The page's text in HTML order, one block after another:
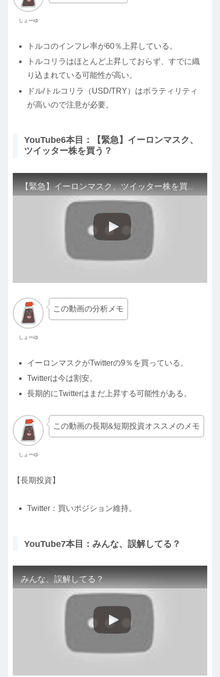
しょーゆ
トルコのインフレ率が60％上昇している。
トルコリラはほとんど上昇しておらず、すでに織
り込まれている可能性が高い。
ドル/トルコリラ（USD/TRY）はボラティリティ
が高いので注意が必要。
YouTube6本目：【緊急】イーロンマスク、
ツイッター株を買う？
【緊急】イーロンマスク、ツイッター株を買う？
しょーゆ
この動画の分析メモ
イーロンマスクがTwitterの9％を買っている。
Twitterは今は割安。
長期的にTwitterはまだ上昇する可能性がある。
しょーゆ
この動画の長期&短期投資オススメのメモ
【長期投資】
Twitter：買いポジション維持。
YouTube7本目：みんな、誤解してる？
みんな、誤解してる？